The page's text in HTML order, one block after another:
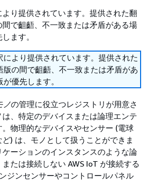
り提供されています。提供された翻
で齟齬、不一致または矛盾がある場
ます。
により提供されています。提供された
版の間で齟齬、不一致または矛盾があ
優先します。
ノの管理に役立つレジストリが用意さ
、特定のデバイスまたは論理エンテ
。物理的なデバイスやセンサー (電球
) は、モノとして扱うことができま
ーションのインスタンスのような論
たは接続しない AWS IoT が接続する
ジンセンサーやコントロールパネル